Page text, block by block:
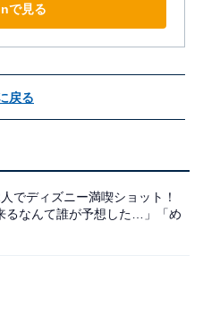
で見る
戻る
でディズニー満喫ショット！
るなんて誰が予想した…」「め